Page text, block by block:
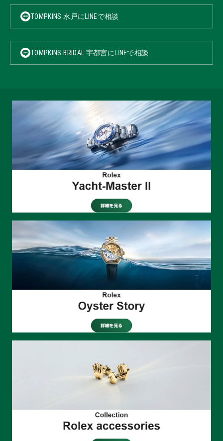
TOMPKINS 水戸にLINEで相談
TOMPKINS BRIDAL 宇都宮にLINEで相談